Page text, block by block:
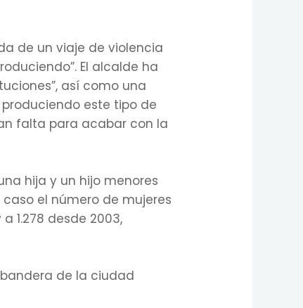
de un viaje de violencia
El alcalde ha
así como una
este tipo de
falta para acabar con la
hija y un hijo menores
el número de mujeres
1.278 desde 2003,
de la ciudad